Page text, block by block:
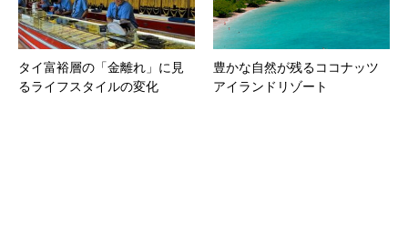
タイ富裕層の「金離れ」に見
るライフスタイルの変化
豊かな自然が残るココナッツ
アイランドリゾート